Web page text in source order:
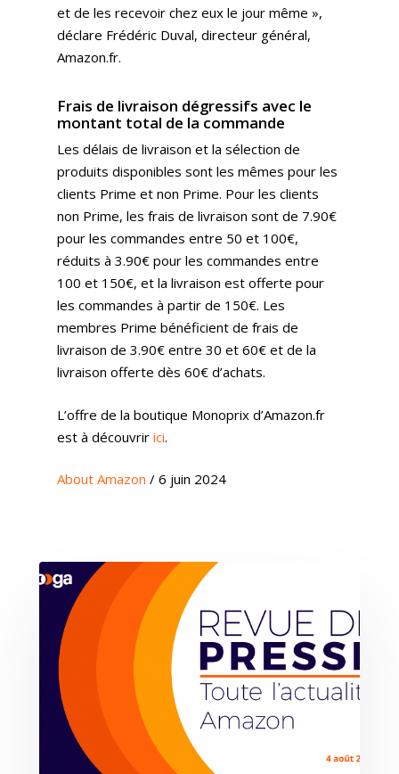
et de les recevoir chez eux le jour même »,
déclare Frédéric Duval, directeur général,
Amazon.fr.
Frais de livraison dégressifs avec le
montant total de la commande
Les délais de livraison et la sélection de
produits disponibles sont les mêmes pour les
clients Prime et non Prime. Pour les clients
non Prime, les frais de livraison sont de 7.90€
pour les commandes entre 50 et 100€,
réduits à 3.90€ pour les commandes entre
100 et 150€, et la livraison est offerte pour
les commandes à partir de 150€. Les
membres Prime bénéficient de frais de
livraison de 3.90€ entre 30 et 60€ et de la
livraison offerte dès 60€ d’achats.
L’offre de la boutique Monoprix d’Amazon.fr
est à découvrir ici.
About Amazon / 6 juin 2024
Expertises
Stratégie
Solutions
Gestion Publicitaire